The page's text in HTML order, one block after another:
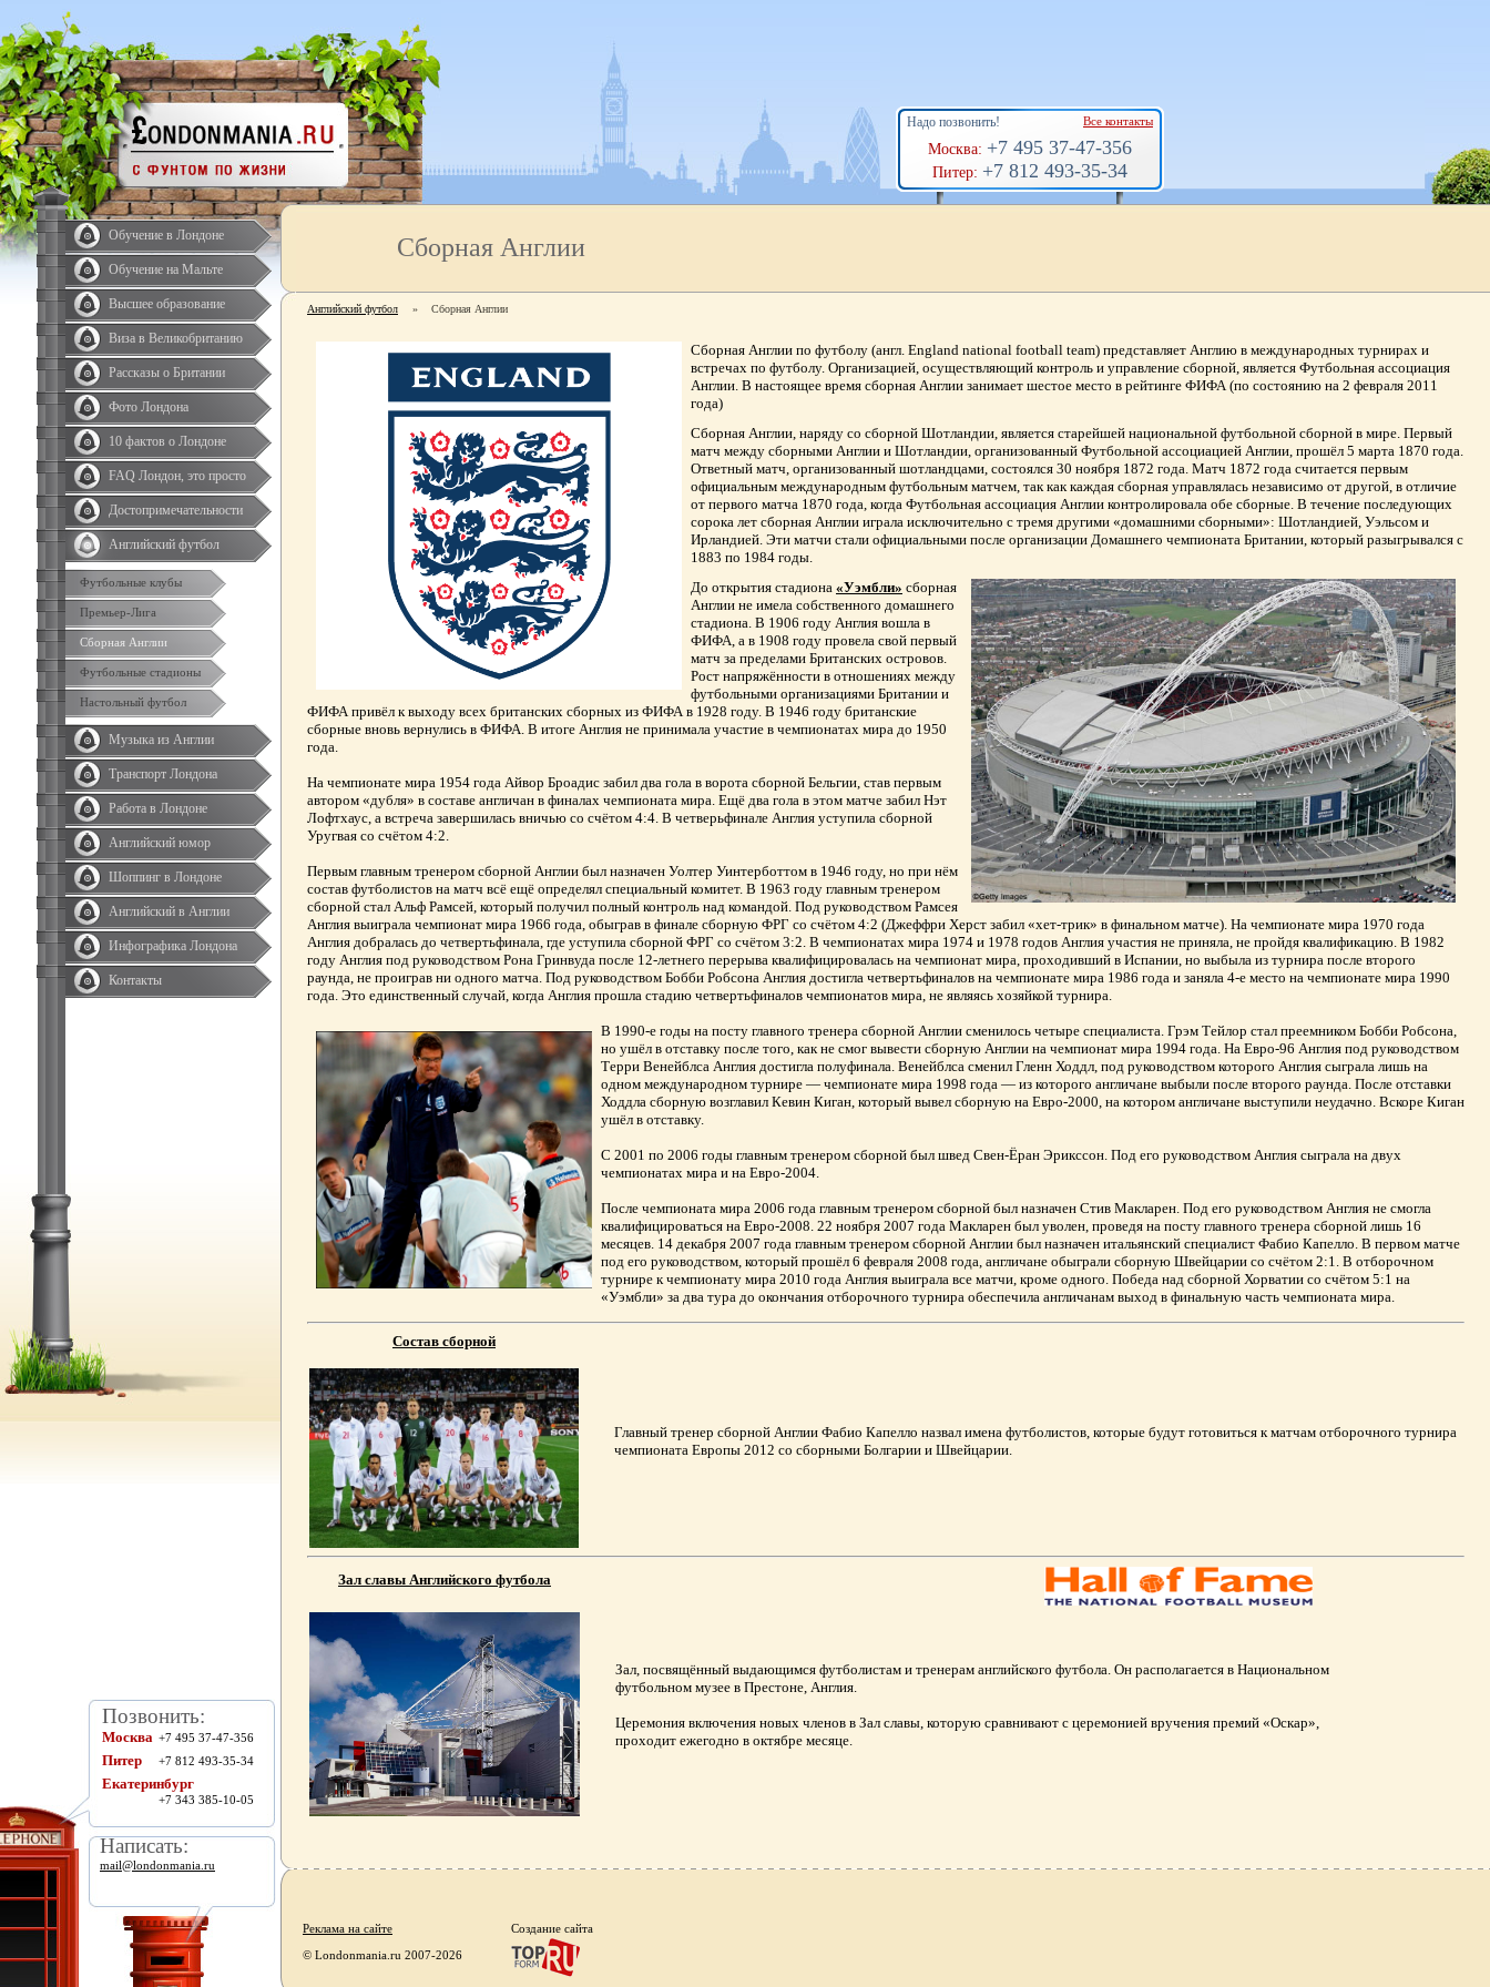
Обучение в Лондоне
Обучение на Мальте
Высшее образование
Виза в Великобританию
Рассказы о Британии
Фото Лондона
10 фактов о Лондоне
FAQ Лондон, это просто
Достопримечательности
Английский футбол
Футбольные клубы
Премьер-Лига
Сборная Англии
Футбольные стадионы
Настольный футбол
Музыка из Англии
Транспорт Лондона
Работа в Лондоне
Английский юмор
Шоппинг в Лондоне
Английский в Англии
Инфографика Лондона
Контакты
Надо позвонить! Все контакты
Москва: +7 495 37-47-356
Питер: +7 812 493-35-34
Сборная Англии
Английский футбол » Сборная Англии
Сборная Англии по футболу (англ. England national football team) представляет Англию в международных турнирах и
встречах по футболу. Организацией, осуществляющий контроль и управление сборной, является Футбольная ассоциация
Англии. В настоящее время сборная Англии занимает шестое место в рейтинге ФИФА (по состоянию на 2 февраля 2011
года)
Сборная Англии, наряду со сборной Шотландии, является старейшей национальной футбольной сборной в мире. Первый
матч между сборными Англии и Шотландии, организованный Футбольной ассоциацией Англии, прошёл 5 марта 1870 года.
Ответный матч, организованный шотландцами, состоялся 30 ноября 1872 года. Матч 1872 года считается первым
официальным международным футбольным матчем, так как каждая сборная управлялась независимо от другой, в отличие
от первого матча 1870 года, когда Футбольная ассоциация Англии контролировала обе сборные. В течение последующих
сорока лет сборная Англии играла исключительно с тремя другими «домашними сборными»: Шотландией, Уэльсом и
Ирландией. Эти матчи стали официальными после организации Домашнего чемпионата Британии, который разыгрывался с
1883 по 1984 годы.
До открытия стадиона «Уэмбли» сборная
Англии не имела собственного домашнего
стадиона. В 1906 году Англия вошла в
ФИФА, а в 1908 году провела свой первый
матч за пределами Британских островов.
Рост напряжённости в отношениях между
футбольными организациями Британии и
ФИФА привёл к выходу всех британских сборных из ФИФА в 1928 году. В 1946 году британские
сборные вновь вернулись в ФИФА. В итоге Англия не принимала участие в чемпионатах мира до 1950
года.
На чемпионате мира 1954 года Айвор Броадис забил два гола в ворота сборной Бельгии, став первым
автором «дубля» в составе англичан в финалах чемпионата мира. Ещё два гола в этом матче забил Нэт
Лофтхаус, а встреча завершилась вничью со счётом 4:4. В четверьфинале Англия уступила сборной
Уругвая со счётом 4:2.
Первым главным тренером сборной Англии был назначен Уолтер Уинтерботтом в 1946 году, но при нём
состав футболистов на матч всё ещё определял специальный комитет. В 1963 году главным тренером
сборной стал Альф Рамсей, который получил полный контроль над командой. Под руководством Рамсея
Англия выиграла чемпионат мира 1966 года, обыграв в финале сборную ФРГ со счётом 4:2 (Джеффри Херст забил «хет-трик» в финальном матче). На чемпионате мира 1970 года
Англия добралась до четвертьфинала, где уступила сборной ФРГ со счётом 3:2. В чемпионатах мира 1974 и 1978 годов Англия участия не приняла, не пройдя квалификацию. В 1982
году Англия под руководством Рона Гринвуда после 12-летнего перерыва квалифицировалась на чемпионат мира, проходивший в Испании, но выбыла из турнира после второго
раунда, не проиграв ни одного матча. Под руководством Бобби Робсона Англия достигла четвертьфиналов на чемпионате мира 1986 года и заняла 4-е место на чемпионате мира 1990
года. Это единственный случай, когда Англия прошла стадию четвертьфиналов чемпионатов мира, не являясь хозяйкой турнира.
В 1990-е годы на посту главного тренера сборной Англии сменилось четыре специалиста. Грэм Тейлор стал преемником Бобби Робсона,
но ушёл в отставку после того, как не смог вывести сборную Англии на чемпионат мира 1994 года. На Евро-96 Англия под руководством
Терри Венейблса Англия достигла полуфинала. Венейблса сменил Гленн Ходдл, под руководством которого Англия сыграла лишь на
одном международном турнире — чемпионате мира 1998 года — из которого англичане выбыли после второго раунда. После отставки
Ходдла сборную возглавил Кевин Киган, который вывел сборную на Евро-2000, на котором англичане выступили неудачно. Вскоре Киган
ушёл в отставку.
С 2001 по 2006 годы главным тренером сборной был швед Свен-Ёран Эрикссон. Под его руководством Англия сыграла на двух
чемпионатах мира и на Евро-2004.
После чемпионата мира 2006 года главным тренером сборной был назначен Стив Макларен. Под его руководством Англия не смогла
квалифицироваться на Евро-2008. 22 ноября 2007 года Макларен был уволен, проведя на посту главного тренера сборной лишь 16
месяцев. 14 декабря 2007 года главным тренером сборной Англии был назначен итальянский специалист Фабио Капелло. В первом матче
под его руководством, который прошёл 6 февраля 2008 года, англичане обыграли сборную Швейцарии со счётом 2:1. В отборочном
турнире к чемпионату мира 2010 года Англия выиграла все матчи, кроме одного. Победа над сборной Хорватии со счётом 5:1 на
«Уэмбли» за два тура до окончания отборочного турнира обеспечила англичанам выход в финальную часть чемпионата мира.
Состав сборной
Главный тренер сборной Англии Фабио Капелло назвал имена футболистов, которые будут готовиться к матчам отборочного турнира
чемпионата Европы 2012 со сборными Болгарии и Швейцарии.
Зал славы Английского футбола
Зал, посвящённый выдающимся футболистам и тренерам английского футбола. Он располагается в Национальном
футбольном музее в Престоне, Англия.
Церемония включения новых членов в Зал славы, которую сравнивают с церемонией вручения премий «Оскар»,
проходит ежегодно в октябре месяце.
Позвонить:
Москва +7 495 37-47-356
Питер +7 812 493-35-34
Екатеринбург
+7 343 385-10-05
Написать:
mail@londonmania.ru
Реклама на сайте
© Londonmania.ru 2007-2026
Создание сайта